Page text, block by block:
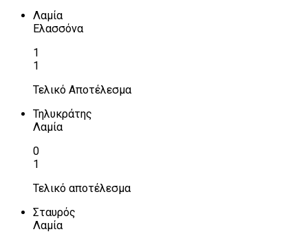
Λαμία
Ελασσόνα
1
1
Τελικό Αποτέλεσμα
Τηλυκράτης
Λαμία
0
1
Τελικό αποτέλεσμα
Σταυρός
Λαμία